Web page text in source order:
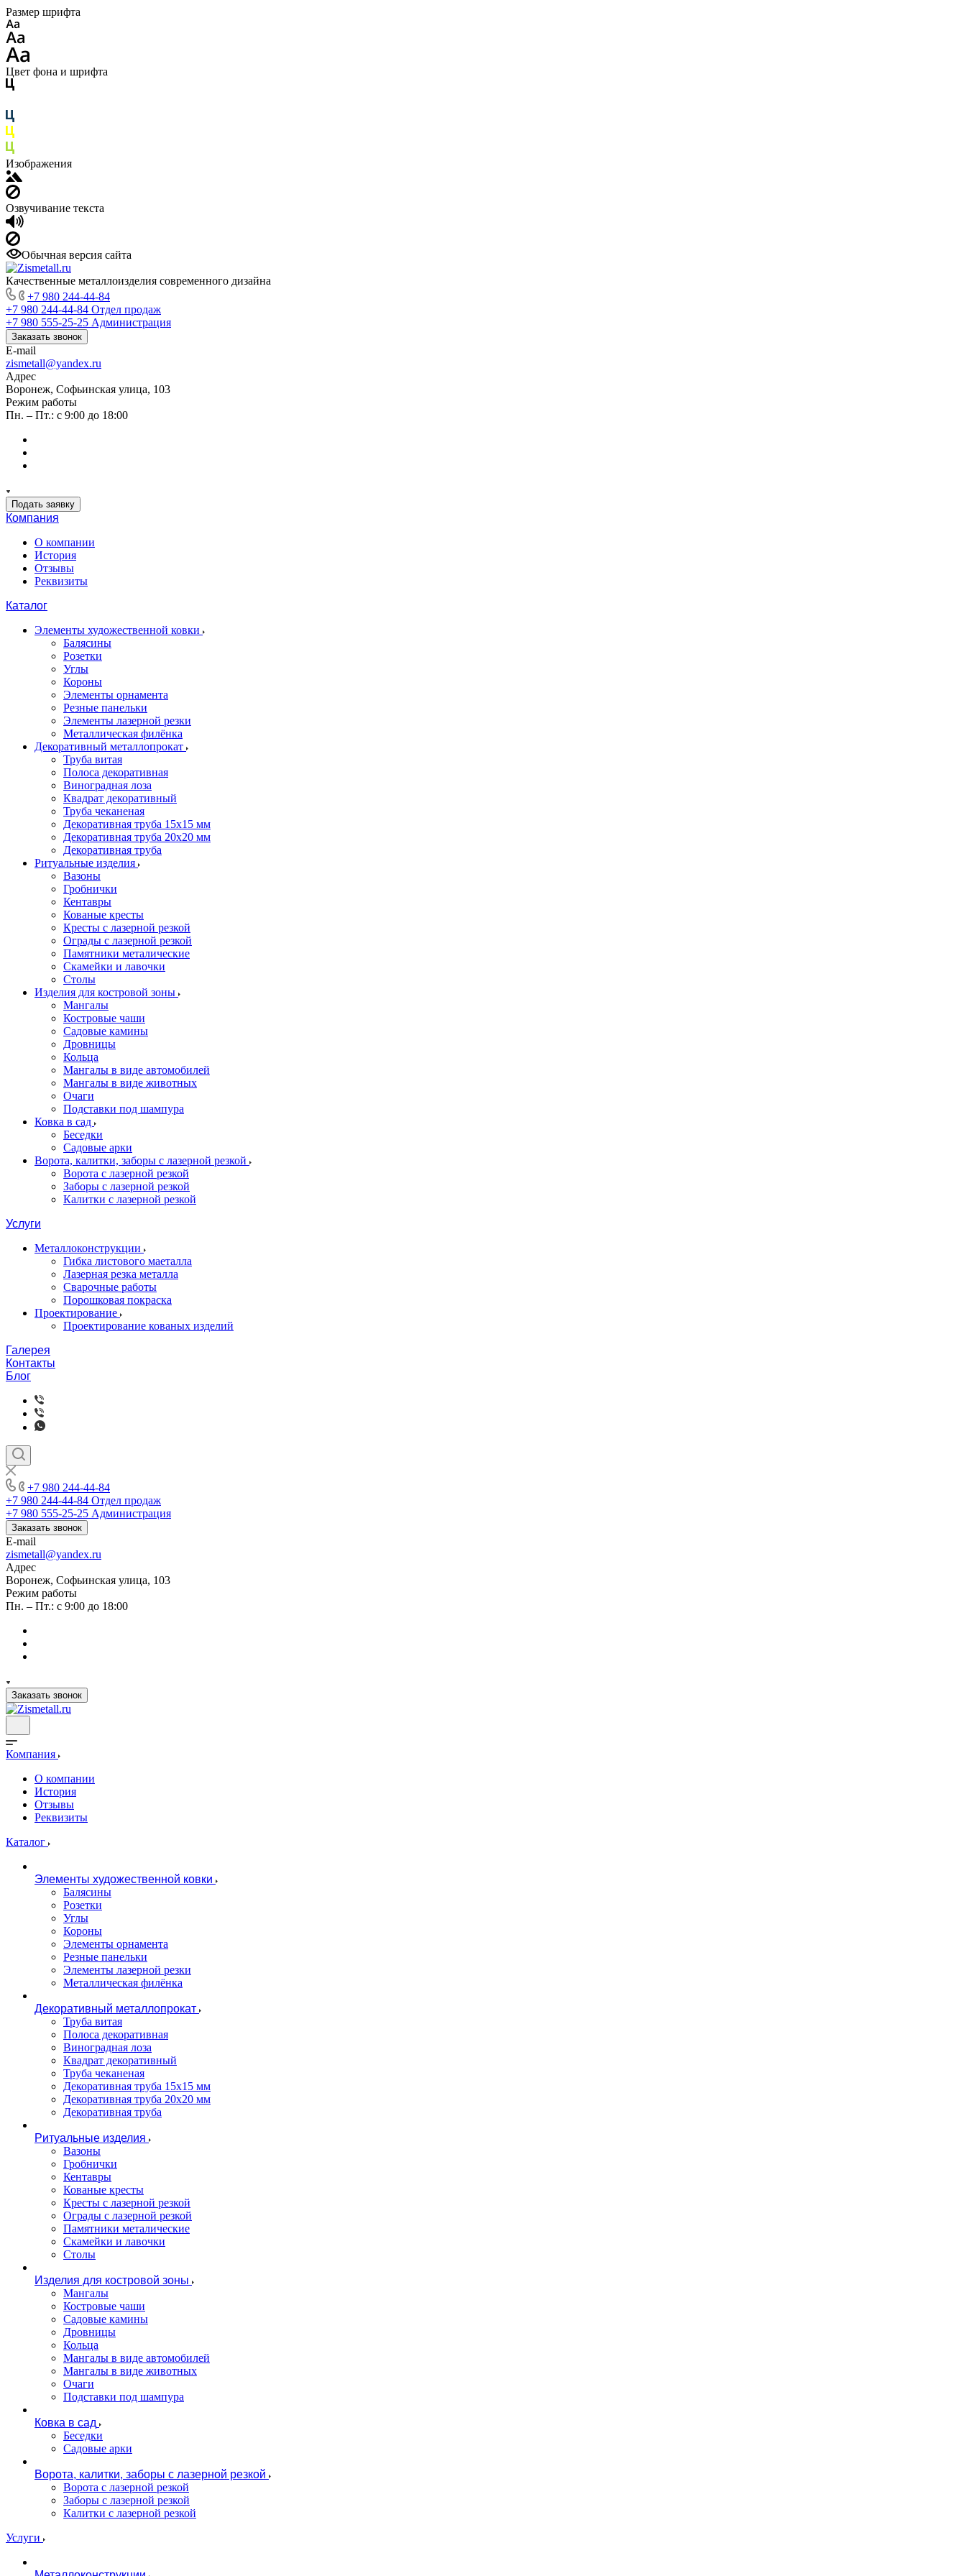
Размер шрифта
Цвет фона и шрифта
Изображения
Озвучивание текста
Обычная версия сайта
Качественные металлоизделия современного дизайна
+7 980 244-44-84
+7 980 244-44-84 Отдел продаж
+7 980 555-25-25 Администрация
Заказать звонок
E-mail
zismetall@yandex.ru
Адрес
Воронеж, Софьинская улица, 103
Режим работы
Пн. – Пт.: с 9:00 до 18:00
Подать заявку
Компания
О компании
История
Отзывы
Реквизиты
Каталог
Элементы художественной ковки
Балясины
Розетки
Углы
Короны
Элементы орнамента
Резные панельки
Элементы лазерной резки
Металлическая филёнка
Декоративный металлопрокат
Труба витая
Полоса декоративная
Виноградная лоза
Квадрат декоративный
Труба чеканеная
Декоративная труба 15х15 мм
Декоративная труба 20х20 мм
Декоративная труба
Ритуальные изделия
Вазоны
Гробнички
Кентавры
Кованые кресты
Кресты с лазерной резкой
Ограды с лазерной резкой
Памятники металические
Скамейки и лавочки
Столы
Изделия для костровой зоны
Мангалы
Костровые чаши
Садовые камины
Дровницы
Кольца
Мангалы в виде автомобилей
Мангалы в виде животных
Очаги
Подставки под шампура
Ковка в сад
Беседки
Садовые арки
Ворота, калитки, заборы с лазерной резкой
Ворота с лазерной резкой
Заборы с лазерной резкой
Калитки с лазерной резкой
Услуги
Металлоконструкции
Гибка листового маеталла
Лазерная резка металла
Сварочные работы
Порошковая покраска
Проектирование
Проектирование кованых изделий
Галерея
Контакты
Блог
+7 980 244-44-84
+7 980 244-44-84 Отдел продаж
+7 980 555-25-25 Администрация
Заказать звонок
E-mail
zismetall@yandex.ru
Адрес
Воронеж, Софьинская улица, 103
Режим работы
Пн. – Пт.: с 9:00 до 18:00
Заказать звонок
Компания
О компании
История
Отзывы
Реквизиты
Каталог
Элементы художественной ковки
Балясины
Розетки
Углы
Короны
Элементы орнамента
Резные панельки
Элементы лазерной резки
Металлическая филёнка
Декоративный металлопрокат
Труба витая
Полоса декоративная
Виноградная лоза
Квадрат декоративный
Труба чеканеная
Декоративная труба 15х15 мм
Декоративная труба 20х20 мм
Декоративная труба
Ритуальные изделия
Вазоны
Гробнички
Кентавры
Кованые кресты
Кресты с лазерной резкой
Ограды с лазерной резкой
Памятники металические
Скамейки и лавочки
Столы
Изделия для костровой зоны
Мангалы
Костровые чаши
Садовые камины
Дровницы
Кольца
Мангалы в виде автомобилей
Мангалы в виде животных
Очаги
Подставки под шампура
Ковка в сад
Беседки
Садовые арки
Ворота, калитки, заборы с лазерной резкой
Ворота с лазерной резкой
Заборы с лазерной резкой
Калитки с лазерной резкой
Услуги